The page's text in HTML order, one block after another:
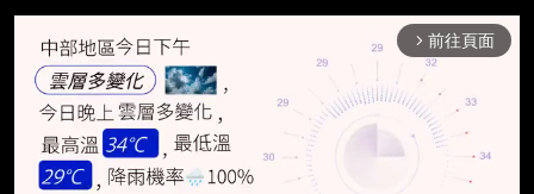
arrow_forward_ios 前往頁面